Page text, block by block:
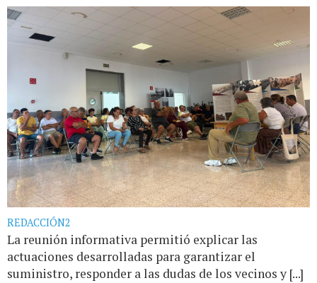
REDACCIÓN2
La reunión informativa permitió explicar las
actuaciones desarrolladas para garantizar el
suministro, responder a las dudas de los vecinos y [...]